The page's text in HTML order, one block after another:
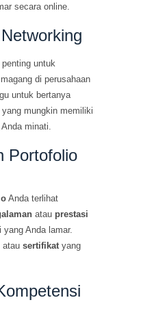
secara online.
untuk
di perusahaan
untuk bertanya
mungkin memiliki
minati.
Portofolio
Anda terlihat
atau prestasi
Anda lamar.
atausertifikatyang